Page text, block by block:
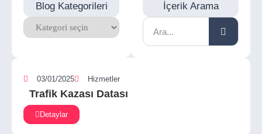
Blog Kategorileri İçerik Arama
03/01/2025 Hizmetler
Trafik Kazası Datası
Detaylar